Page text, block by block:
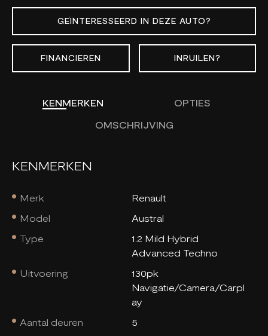
GEÏNTERESSEERD IN DEZE AUTO?
FINANCIEREN INRUILEN?
KENMERKEN OPTIES
OMSCHRIJVING
KENMERKEN
Merk
Renault
Model
Austral
Type
1.2 Mild Hybrid
Advanced Techno
Uitvoering
130pk
Navigatie/Camera/Carpl
ay
Aantal deuren
5